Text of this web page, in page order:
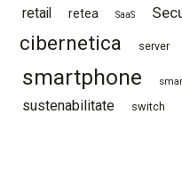
retail retea SaaS
cibernetica
server
smartphone
sustenabilitate switch